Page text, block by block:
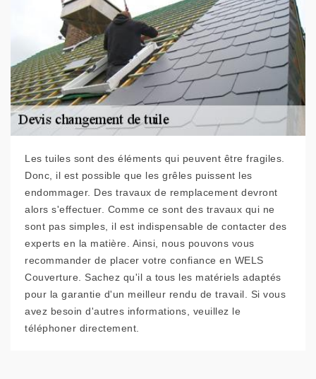
Les tuiles sont des éléments qui peuvent être fragiles.
Donc, il est possible que les grêles puissent les
endommager. Des travaux de remplacement devront
alors s'effectuer. Comme ce sont des travaux qui ne
sont pas simples, il est indispensable de contacter des
experts en la matière. Ainsi, nous pouvons vous
recommander de placer votre confiance en WELS
Couverture. Sachez qu'il a tous les matériels adaptés
pour la garantie d'un meilleur rendu de travail. Si vous
avez besoin d'autres informations, veuillez le
téléphoner directement.